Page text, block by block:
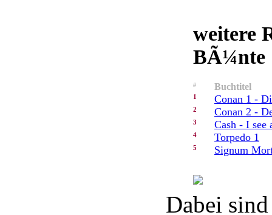
weitere
BÃ¼nte
# Buchtitel
1 Conan 1 -
2 Conan 2 -
3 Cash - I see
4 Torpedo 1
5 Signum
Dabei